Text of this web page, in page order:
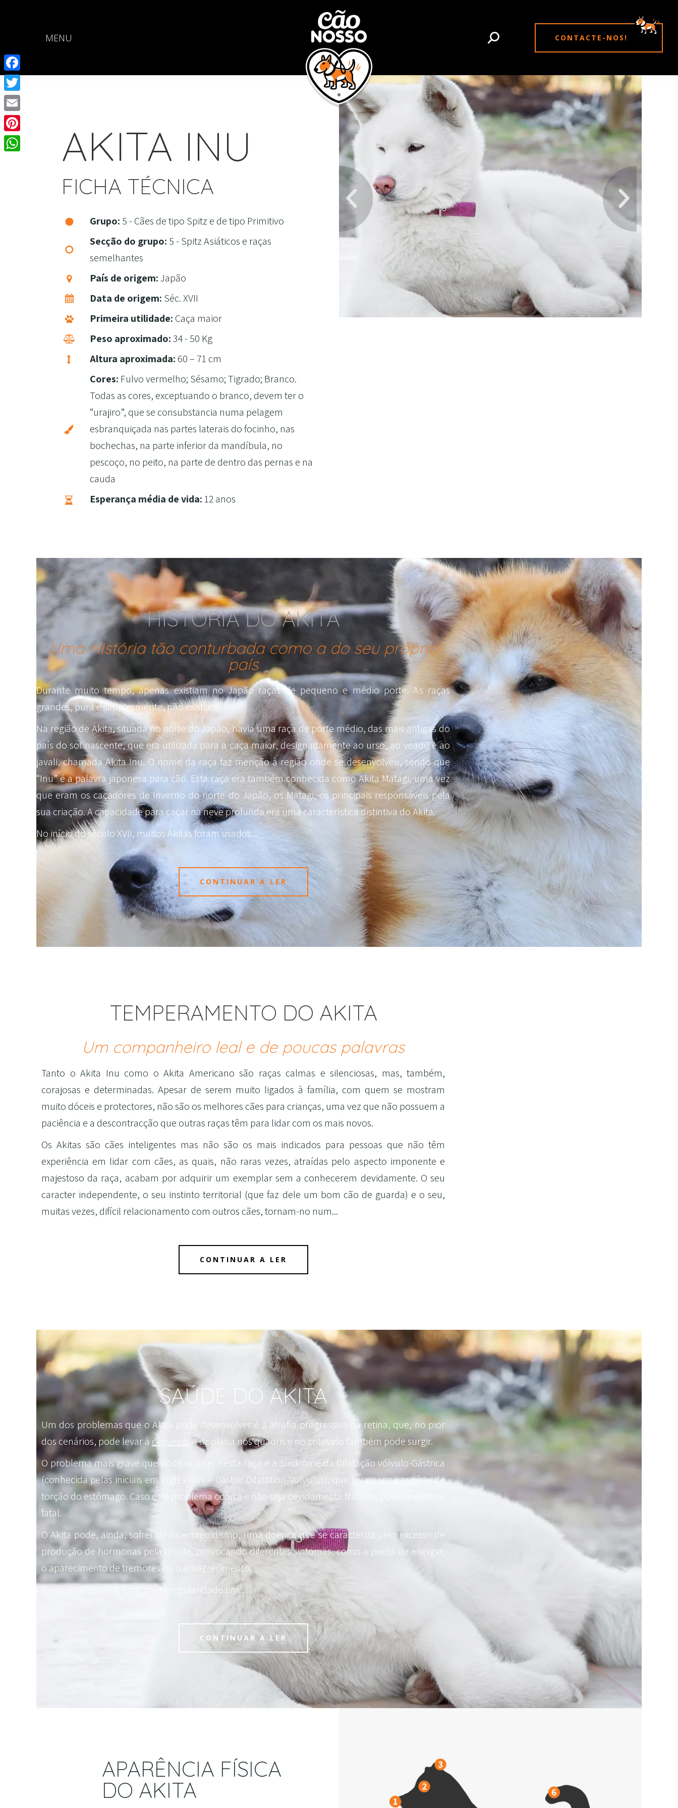
MENU CONTACTE-NOS!
AKITA INU
FICHA TÉCNICA
Grupo: 5 - Cães de tipo Spitz e de tipo Primitivo
Secção do grupo: 5 - Spitz Asiáticos e raças
semelhantes
País de origem:Japão
Data de origem: Séc. XVII
Primeira utilidade: Caça maior
Peso aproximado:34 - 50 Kg
Altura aproximada: 60 – 71 cm
Cores: Fulvo vermelho; Sésamo; Tigrado; Branco.
Todas as cores, exceptuando o branco, devem ter o
“urajiro”, que se consubstancia numa pelagem
esbranquiçada nas partes laterais do focinho, nas
bochechas, na parte inferior da mandíbula, no
pescoço, no peito, na parte de dentro das pernas e na
cauda
Esperança média de vida:12 anos
HISTÓRIA DO AKITA
Uma História tão conturbada como a do seu próprio
país
Durante muito tempo, apenas existiam no Japão raças de pequeno e médio porte. As raças
grandes, pura e simplesmente, não existiam.
Na região de Akita, situada no norte do Japão, havia uma raça de porte médio, das mais antigas do
país do sol nascente, que era utilizada para a caça maior, designadamente ao urso, ao veado e ao
javali, chamada Akita Inu. O nome da raça faz menção à região onde se desenvolveu, sendo que
“Inu” é a palavra japonesa para cão. Esta raça era também conhecida como Akita Matagi, uma vez
que eram os caçadores de Inverno do norte do Japão, os Matagi, os principais responsáveis pela
sua criação. A capacidade para caçar na neve profunda era uma característica distintiva do Akita.
No início do século XVII, muitos Akitas foram usados...
CONTINUAR A LER
TEMPERAMENTO DO AKITA
Um companheiro leal e de poucas palavras
Tanto o Akita Inu como o Akita Americano são raças calmas e silenciosas, mas, também,
corajosas e determinadas. Apesar de serem muito ligados à família, com quem se mostram
muito dóceis e protectores, não são os melhores cães para crianças, uma vez que não possuem a
paciência e a descontracção que outras raças têm para lidar com os mais novos.
Os Akitas são cães inteligentes mas não são os mais indicados para pessoas que não têm
experiência em lidar com cães, as quais, não raras vezes, atraídas pelo aspecto imponente e
majestoso da raça, acabam por adquirir um exemplar sem a conhecerem devidamente. O seu
caracter independente, o seu instinto territorial (que faz dele um bom cão de guarda) e o seu,
muitas vezes, difícil relacionamento com outros cães, tornam-no num...
CONTINUAR A LER
SAÚDE DO AKITA
Um dos problemas que o Akita pode desenvolver é a atrofia progressiva da retina, que, no pior
dos cenários, pode levar à cegueira
. A displasia nos quadris e no cotovelo também pode surgir.
O problema mais grave que pode ocorrer nesta raça é a Síndrome da Dilatação vólvulo-Gástrica
(conhecida pelas iniciais em inglês GDV – Gastric Dilatation-Volvulus), que leva a uma espécie de
torção do estômago. Caso este problema ocorra e não seja devidamente tratado, pode revelar-se
fatal.
O Akita pode, ainda, sofrer de hipertireoidismo, uma doença que se caracteriza pelo excesso de
produção de hormonas pela tiróide, provocando diferentes sintomas, como a perda de energia,
o aparecimento de tremores ou o emagrecimento.
É essencial escovar com muita regularidade um...
CONTINUAR A LER
APARÊNCIA FÍSICA
DO AKITA
Facebook
Twitter
Email
Pinterest